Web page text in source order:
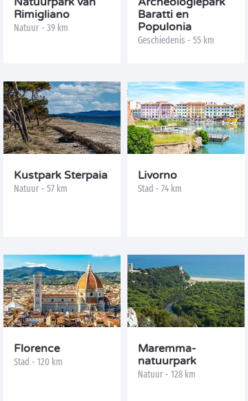
Rimigliano
Natuur - 39 km
Baratti en
Populonia
Geschiedenis - 55 km
Kustpark Sterpaia
Natuur - 57 km
Livorno
Stad - 74 km
Florence
Stad - 120 km
Maremma-
natuurpark
Natuur - 128 km